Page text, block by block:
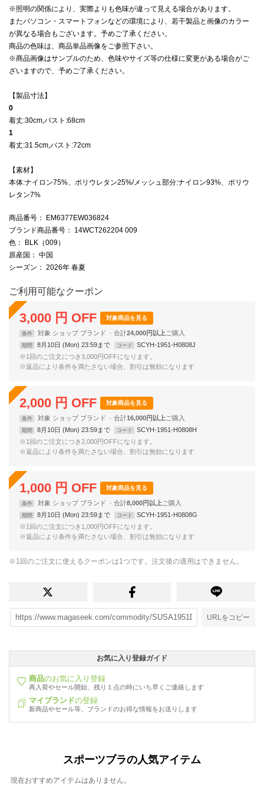
※照明の関係により、実際よりも色味が違って見える場合があります。
またパソコン・スマートフォンなどの環境により、若干製品と画像のカラー
が異なる場合もございます。予めご了承ください。
商品の色味は、商品単品画像をご参照下さい。
※商品画像はサンプルのため、色味やサイズ等の仕様に変更がある場合がご
ざいますので、予めご了承ください。
【製品寸法】
0
着丈:30cm,バスト:68cm
1
着丈:31.5cm,バスト:72cm
【素材】
本体:ナイロン75%、ポリウレタン25%/メッシュ部分:ナイロン93%、ポリウ
レタン7%
商品番号 ： EM6377EW036824
ブランド商品番号 ： 14WCT262204 009
色 ： BLK（009）
原産国 ： 中国
シーズン ： 2026年 春夏
ご利用可能なクーポン
3,000 円 OFF 対象商品を見る
条件 対象 ショップ ブランド 合計24,000円以上
期間 8月10日 (Mon) 23:59まで コード
SCYH-1951-H0808J
※1回のご注文につき3,000円OFFになります。
※返品により条件を満たさない場合、割引は無効になります
2,000 円 OFF 対象商品を見る
条件 対象 ショップ ブランド 合計16,000円以上
期間 8月10日 (Mon) 23:59まで コード
SCYH-1951-H0808H
※1回のご注文につき2,000円OFFになります。
※返品により条件を満たさない場合、割引は無効になります
1,000 円 OFF 対象商品を見る
条件 対象 ショップ ブランド 合計8,000円以上
期間 8月10日 (Mon) 23:59まで コード
SCYH-1951-H0808G
※1回のご注文につき1,000円OFFになります。
※返品により条件を満たさない場合、割引は無効になります
※1回のご注文に使えるクーポンは1つです。注文後の適用はできません。
URLをコピー
お気に入り登録ガイド
商品のお気に入り登録
再入荷やセール開始、残り１点の時にいち早くご連絡します
マイブランドの登録
新商品やセール等、ブランドのお得な情報をお送りします
スポーツブラの人気アイテム
現在おすすめアイテムはありません。